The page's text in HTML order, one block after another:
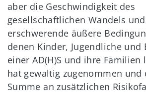
aber die Geschwindigkeit des
gesellschaftlichen Wandels
erschwerende äußere
denen Kinder, Jugendliche und
einer AD(H)S und ihre Familien
hat gewaltig zugenommen
Summe an zusätzlichen